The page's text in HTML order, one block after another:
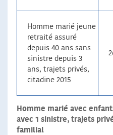
Homme marié jeune
retraité assuré
depuis 40 ans sans
sinistre depuis 3
ans, trajets privés,
citadine 2015
Homme marié avec
avec 1 sinistre, trajets
familial